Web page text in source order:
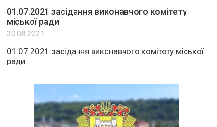
01.07.2021 засідання виконавчого комітету
міської ради
30.08.2021
01.07.2021 засідання виконавчого комітету міської
ради